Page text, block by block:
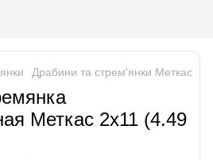
Драбини та стрем'янки Меткас
Меткас 2х11 (4.49